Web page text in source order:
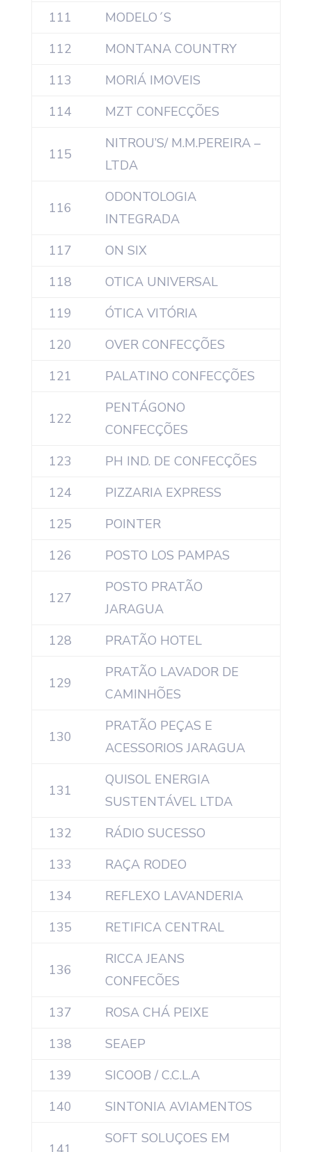
111
MODELO´S
112
MONTANA COUNTRY
113
MORIÁ IMOVEIS
114
MZT CONFECÇÕES
115
NITROU’S/ M.M.PEREIRA –
LTDA
116
ODONTOLOGIA
INTEGRADA
117
ON SIX
118
OTICA UNIVERSAL
119
ÓTICA VITÓRIA
120
OVER CONFECÇÕES
121
PALATINO CONFECÇÕES
122
PENTÁGONO
CONFECÇÕES
123
PH IND. DE CONFECÇÕES
124
PIZZARIA EXPRESS
125
POINTER
126
POSTO LOS PAMPAS
127
POSTO PRATÃO
JARAGUA
128
PRATÃO HOTEL
129
PRATÃO LAVADOR DE
CAMINHÕES
130
PRATÃO PEÇAS E
ACESSORIOS JARAGUA
131
QUISOL ENERGIA
SUSTENTÁVEL LTDA
132
RÁDIO SUCESSO
133
RAÇA RODEO
134
REFLEXO LAVANDERIA
135
RETIFICA CENTRAL
136
RICCA JEANS
CONFECÕES
137
ROSA CHÁ PEIXE
138
SEAEP
139
SICOOB / C.C.L.A
140
SINTONIA AVIAMENTOS
SOFT SOLUÇOES EM